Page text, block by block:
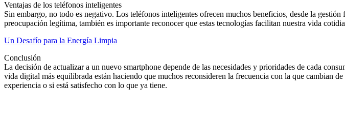
Ventajas de los teléfonos inteligentes
Sin embargo, no todo es negativo. Los teléfonos inteligentes ofrecen muchos beneficios, desde la
preocupación legítima, también es importante reconocer que estas tecnologías facilitan nuestra vida
Un Desafío para la Energía Limpia
Conclusión
La decisión de actualizar a un nuevo smartphone depende de las necesidades y prioridades de cada
vida digital más equilibrada están haciendo que muchos reconsideren la frecuencia con la que cambian
experiencia o si está satisfecho con lo que ya tiene.